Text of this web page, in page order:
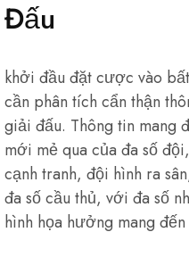
Đấu
khởi đầu đặt cược vào
cần phân tích cẩn thận
giải đấu. Thông tin mang
mới mẻ qua của đa số
cạnh tranh, đội hình ra
đa số cầu thủ, với đa số
hình họa hưởng mang